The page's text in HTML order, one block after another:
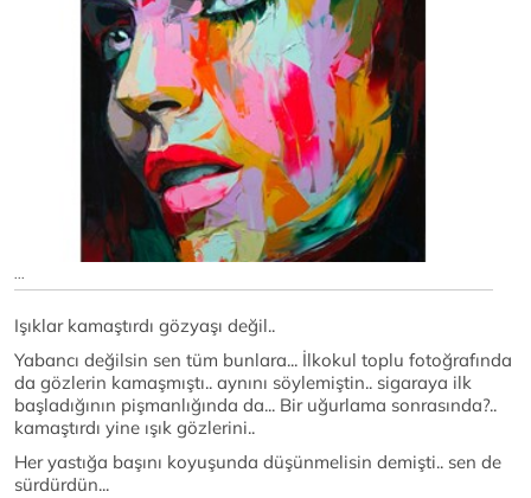
...
Işıklar kamaştırdı gözyaşı değil..
Yabancı değilsin sen tüm bunlara... İlkokul toplu fotoğrafında
da gözlerin kamaşmıştı.. aynını söylemiştin.. sigaraya ilk
başladığının pişmanlığında da... Bir uğurlama sonrasında?..
kamaştırdı yine ışık gözlerini..
Her yastığa başını koyuşunda düşünmelisin demişti.. sen de
sürdürdün...